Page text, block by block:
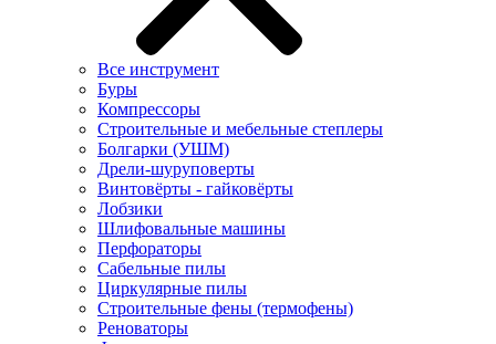
Все инструмент
Буры
Компрессоры
Строительные и мебельные степлеры
Болгарки (УШМ)
Дрели-шуруповерты
Винтовёрты - гайковёрты
Лобзики
Шлифовальные машины
Перфораторы
Сабельные пилы
Циркулярные пилы
Строительные фены (термофены)
Реноваторы